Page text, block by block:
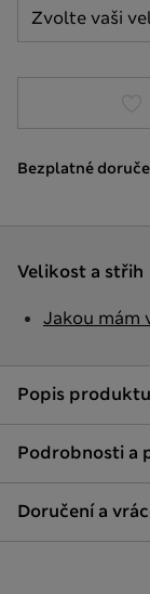
Bezplatné
Popis produktu
Podrobnosti a
Doručení a
Velikost a střih
Jakou mám